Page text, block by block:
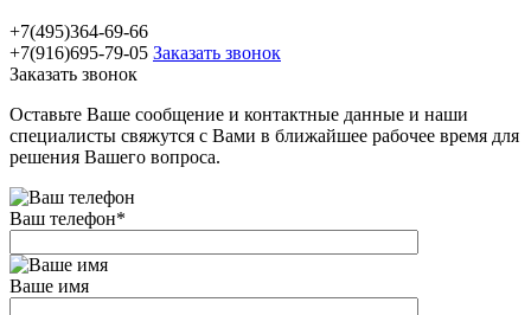
+7(495)364-69-66
+7(916)695-79-05 Заказать звонок
Заказать звонок
Оставьте Ваше сообщение и контактные данные и наши
специалисты свяжутся с Вами в ближайшее рабочее время для
решения Вашего вопроса.
Ваш телефон*
Ваше имя